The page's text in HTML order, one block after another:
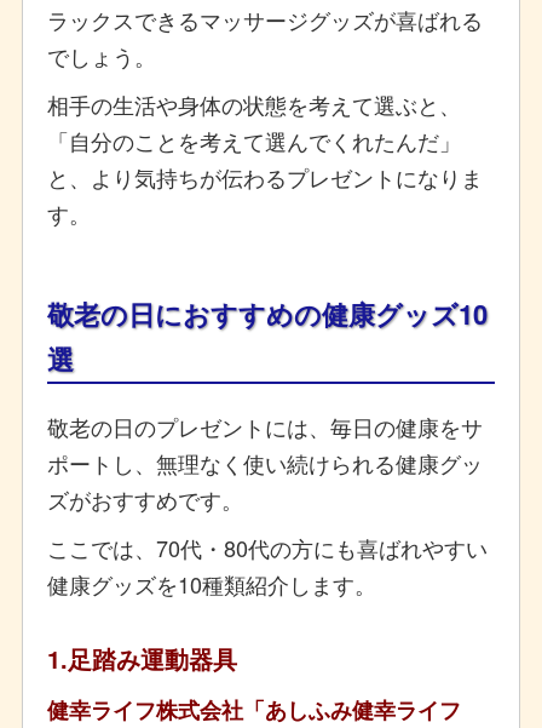
ラックスできるマッサージグッズが喜ばれる
でしょう。
相手の生活や身体の状態を考えて選ぶと、
「自分のことを考えて選んでくれたんだ」
と、より気持ちが伝わるプレゼントになりま
す。
敬老の日におすすめの健康グッズ10
選
敬老の日のプレゼントには、毎日の健康をサ
ポートし、無理なく使い続けられる健康グッ
ズがおすすめです。
ここでは、70代・80代の方にも喜ばれやすい
健康グッズを10種類紹介します。
1.足踏み運動器具
健幸ライフ株式会社「あしふみ健幸ライフ